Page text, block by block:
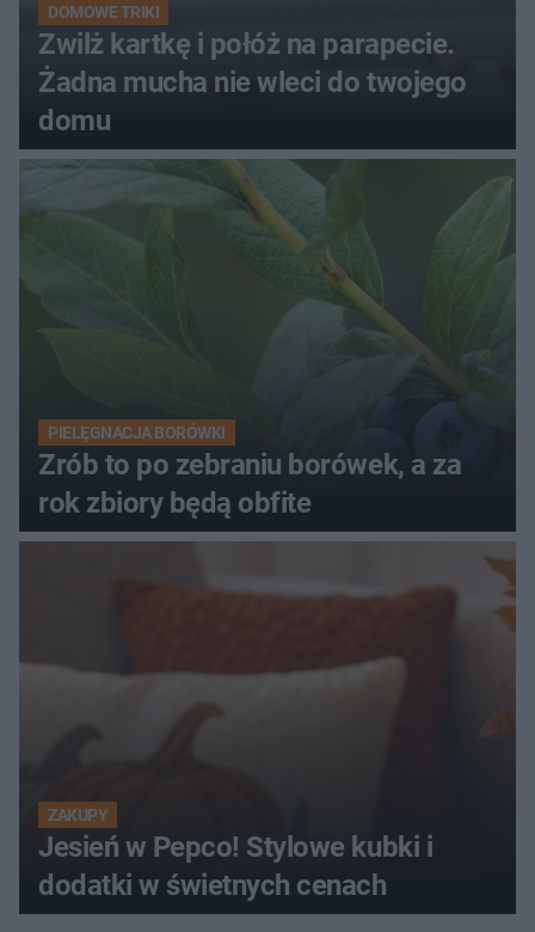
DOMOWE TRIKI
Zwilż kartkę i połóż na parapecie.
Żadna mucha nie wleci do twojego
domu
PIELĘGNACJA BORÓWKI
Zrób to po zebraniu borówek, a za
rok zbiory będą obfite
ZAKUPY
Jesień w Pepco! Stylowe kubki i
dodatki w świetnych cenach